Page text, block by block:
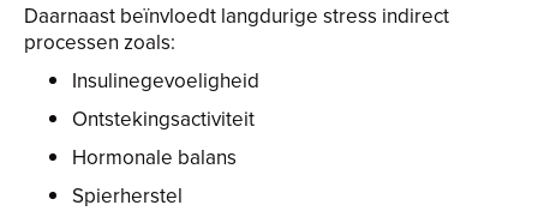
Daarnaast beïnvloedt langdurige stress indirect
processen zoals:
Insulinegevoeligheid
Ontstekingsactiviteit
Hormonale balans
Spierherstel